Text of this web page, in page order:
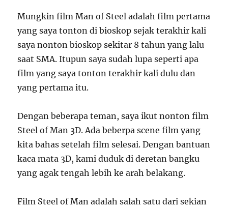
Mungkin film Man of Steel adalah film pertama
yang saya tonton di bioskop sejak terakhir kali
saya nonton bioskop sekitar 8 tahun yang lalu
saat SMA. Itupun saya sudah lupa seperti apa
film yang saya tonton terakhir kali dulu dan
yang pertama itu.
Dengan beberapa teman, saya ikut nonton film
Steel of Man 3D. Ada beberpa scene film yang
kita bahas setelah film selesai. Dengan bantuan
kaca mata 3D, kami duduk di deretan bangku
yang agak tengah lebih ke arah belakang.
Film Steel of Man adalah salah satu dari sekian